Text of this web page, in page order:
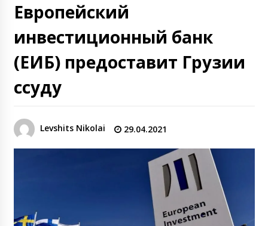
Европейский
инвестиционный банк
(ЕИБ) предоставит Грузии
ссуду
Levshits Nikolai 29.04.2021